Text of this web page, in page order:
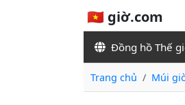
🇻🇳 giờ.com
Đồng hồ Thế
Trang chủ Múi